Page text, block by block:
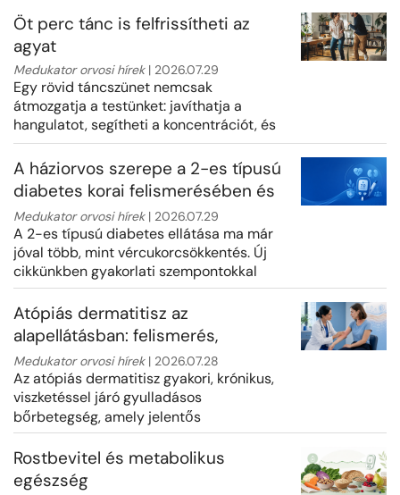
Öt perc tánc is felfrissítheti az
agyat
Medukator orvosi hírek| 2026.07.29
Egy rövid táncszünet nemcsak
átmozgatja a testünket: javíthatja a
hangulatot, segítheti a koncentrációt, és
még a kreatív gondolkodást is
ösztönözheti...
A háziorvos szerepe a 2-es típusú
diabetes korai felismerésében és
korszerű kezelésében
Medukator orvosi hírek| 2026.07.29
A 2-es típusú diabetes ellátása ma már
jóval több, mint vércukorcsökkentés. Új
cikkünkben gyakorlati szempontokkal
mutatjuk be, hogyan segítheti a há...
Atópiás dermatitisz az
alapellátásban: felismerés,
bázisterápia és időben történő
továbbirányítás
Medukator orvosi hírek| 2026.07.28
Az atópiás dermatitisz gyakori, krónikus,
viszketéssel járó gyulladásos
bőrbetegség, amely jelentős
életminőség-romlást okozhat. A
háziorvos szerepe k...
Rostbevitel és metabolikus
egészség